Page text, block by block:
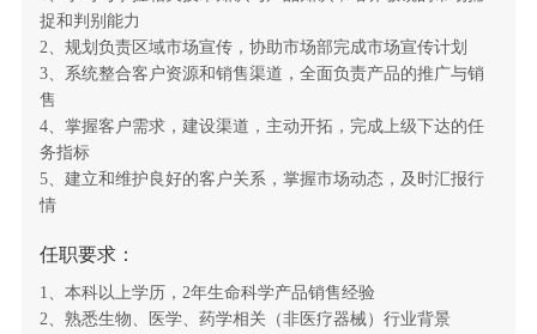
捉和判别能力
2、规划负责区域市场宣传，协助市场部完成市场宣传计划
3、系统整合客户资源和销售渠道，全面负责产品的推广与销
售
4、掌握客户需求，建设渠道，主动开拓，完成上级下达的任
务指标
5、建立和维护良好的客户关系，掌握市场动态，及时汇报行
情
任职要求：
1、本科以上学历，2年生命科学产品销售经验
2、熟悉生物、医学、药学相关（非医疗器械）行业背景